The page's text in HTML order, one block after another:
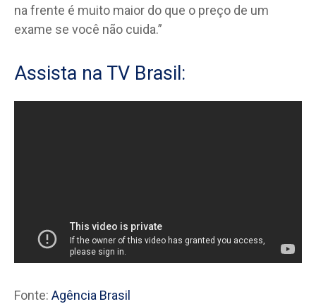
na frente é muito maior do que o preço de um
exame se você não cuida.”
Assista na TV Brasil:
Fonte: Agência Brasil